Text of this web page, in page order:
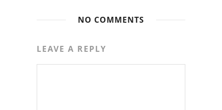
NO COMMENTS
LEAVE A REPLY